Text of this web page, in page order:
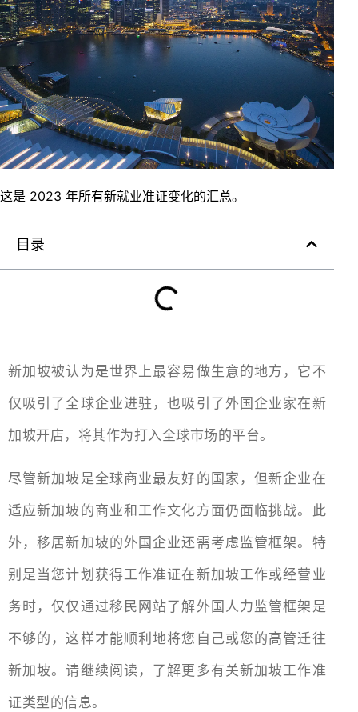
这是 2023 年所有新就业准证变化的汇总。
目录
新加坡被认为是世界上最容易做生意的地方，它不
仅吸引了全球企业进驻，也吸引了外国企业家在新
加坡开店，将其作为打入全球市场的平台。
尽管新加坡是全球商业最友好的国家，但新企业在
适应新加坡的商业和工作文化方面仍面临挑战。此
外，移居新加坡的外国企业还需考虑监管框架。特
别是当您计划获得工作准证在新加坡工作或经营业
务时，仅仅通过移民网站了解外国人力监管框架是
不够的，这样才能顺利地将您自己或您的高管迁往
新加坡。请继续阅读，了解更多有关新加坡工作准
证类型的信息。